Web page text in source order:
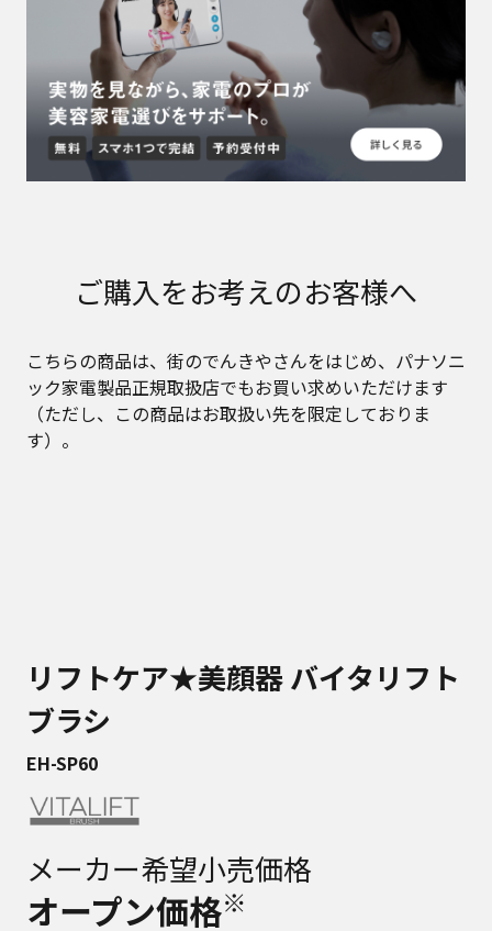
ご購入をお考えのお客様へ
こちらの商品は、街のでんきやさんをはじめ、パナソニ
ック家電製品正規取扱店でもお買い求めいただけます
（ただし、この商品はお取扱い先を限定しておりま
す）。
リフトケア★美顔器 バイタリフト
ブラシ
EH-SP60
メーカー希望小売価格
オープン価格※